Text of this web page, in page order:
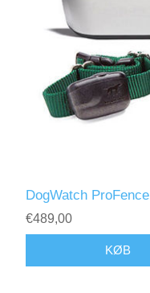
DogWatch ProFence
€489,00